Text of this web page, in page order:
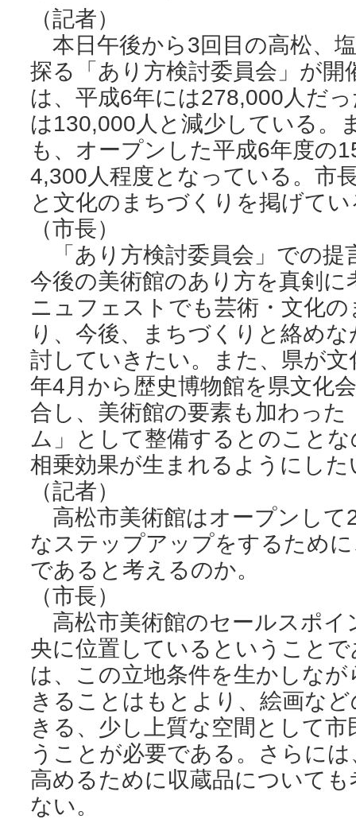
（記者）
本日午後から3回目の高松、
探る「あり方検討委員会」が開
は、平成6年には278,000人だ
は130,000人と減少している。
も、オープンした平成6年度の
4,300人程度となっている。市
と文化のまちづくりを掲げて
（市長）
「あり方検討委員会」での提
今後の美術館のあり方を真剣
ニュフェストでも芸術・文化
り、今後、まちづくりと絡め
討していきたい。また、県が
年4月から歴史博物館を県文化
合し、美術館の要素も加わっ
ム」として整備するとのこと
相乗効果が生まれるようにした
（記者）
高松市美術館はオープンして
なステップアップをするため
であると考えるのか。
（市長）
高松市美術館のセールスポイ
央に位置しているということ
は、この立地条件を生かしな
きることはもとより、絵画な
きる、少し上質な空間として
うことが必要である。さらに
高めるために収蔵品について
ない。